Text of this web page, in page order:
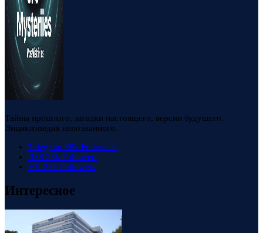
Тайны прошлого, загадки настоящего, версии будущего.
Энциклопедия непознанного.
Telegram 88k Followers
RSS 23k Followers
VK 23k Followers
Интересное